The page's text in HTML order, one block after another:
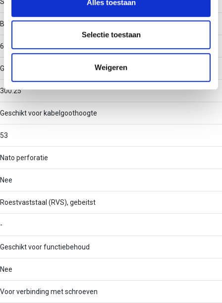
partners voor social media, adverteren en analyse. Deze
partners kunnen deze gegevens combineren met andere
informatie die u aan ze heeft verstrekt of die ze hebben
verzameld op basis van uw gebruik van hun services.
Alles toestaan
Selectie toestaan
Weigeren
Binnenstraal
60
Geschikt voor kabelgootbreedte
300.25
Geschikt voor kabelgoothoogte
53
Nato perforatie
Nee
Roestvaststaal (RVS), gebeitst
-
Geschikt voor functiebehoud
Nee
Voor verbinding met schroeven